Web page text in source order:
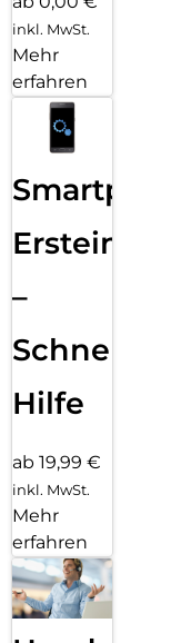
inkl. MwSt.
Mehr
erfahren
–
Schnelle
Hilfe
ab 19,99 €
inkl. MwSt.
Mehr
erfahren